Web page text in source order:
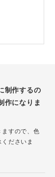
制作するの
作になりま
すので、色
ださいま